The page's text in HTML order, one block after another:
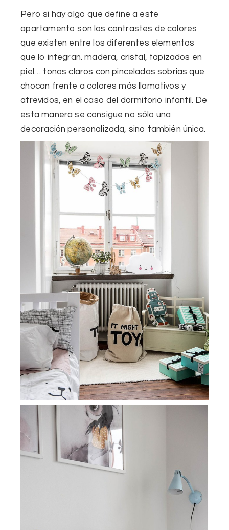
Pero si hay algo que define a este
apartamento son los contrastes de colores
que existen entre los diferentes elementos
que lo integran. madera, cristal, tapizados en
piel… tonos claros con pinceladas sobrias que
chocan frente a colores más llamativos y
atrevidos, en el caso del dormitorio infantil. De
esta manera se consigue no sólo una
decoración personalizada, sino también única.